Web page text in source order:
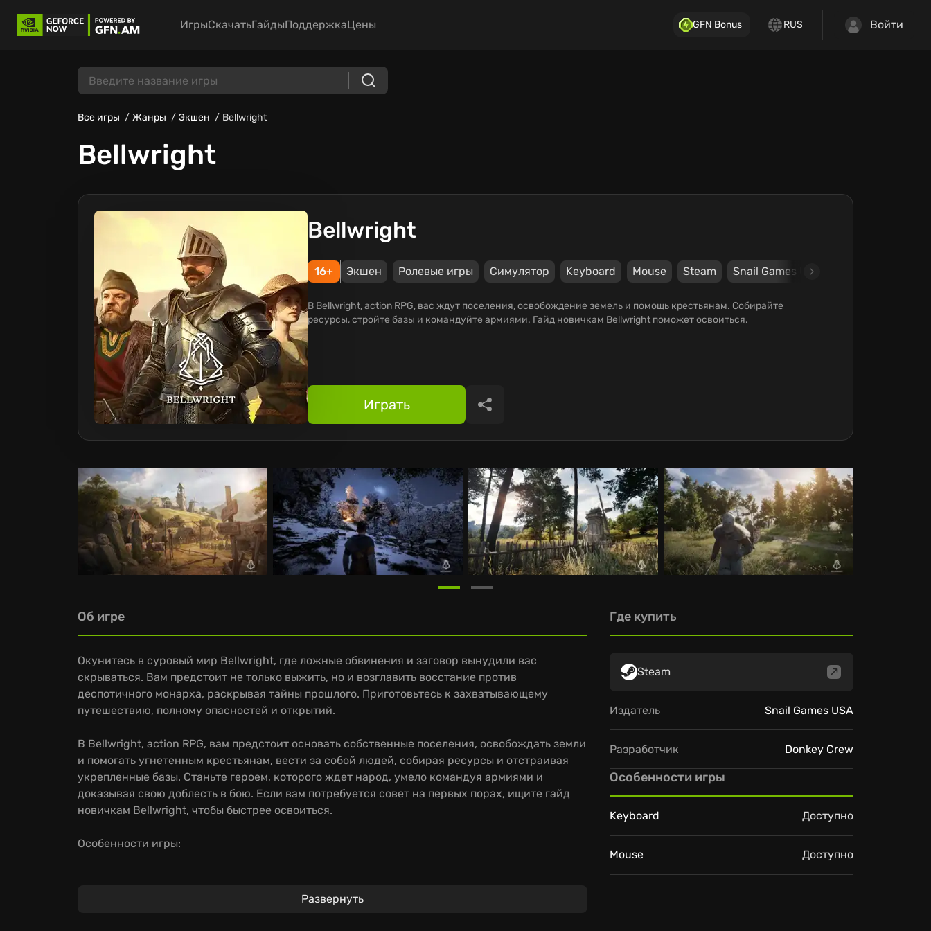
ИгрыСкачатьГайдыПоддержкаЦены GFN Bonus RUS Войти
Все игры Жанры Экшен Bellwright
Bellwright
Bellwright
16+ Экшен Ролевые игры Симулятор Keyboard Mouse Steam Snail Games USA
В Bellwright, action RPG, вас ждут поселения, освобождение земель и помощь крестьянам. Собирайте
ресурсы, стройте базы и командуйте армиями. Гайд новичкам Bellwright поможет освоиться.
Играть Поделиться
Об игре
Окунитесь в суровый мир Bellwright, где ложные обвинения и заговор вынудили вас
скрываться. Вам предстоит не только выжить, но и возглавить восстание против
деспотичного монарха, раскрывая тайны прошлого. Приготовьтесь к захватывающему
путешествию, полному опасностей и открытий.
В Bellwright, action RPG, вам предстоит основать собственные поселения, освобождать земли
и помогать угнетенным крестьянам, вести за собой людей, собирая ресурсы и отстраивая
укрепленные базы. Станьте героем, которого ждет народ, умело командуя армиями и
доказывая свою доблесть в бою. Если вам потребуется совет на первых порах, ищите гайд
новичкам Bellwright, чтобы быстрее освоиться.
Особенности игры:
Развернуть
Где купить
Steam
Издатель Snail Games USA
Разработчик Donkey Crew
Особенности игры
Keyboard Доступно
Mouse Доступно